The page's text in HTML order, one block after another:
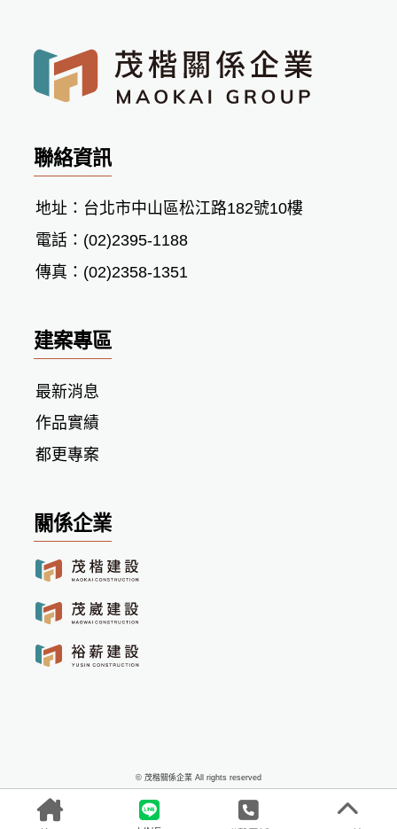
聯絡資訊
地址：台北市中山區松江路182號10樓
電話：(02)2395-1188
傳真：(02)2358-1351
建案專區
最新消息
作品實績
都更專案
關係企業
© 茂楷關係企業 All rights reserved